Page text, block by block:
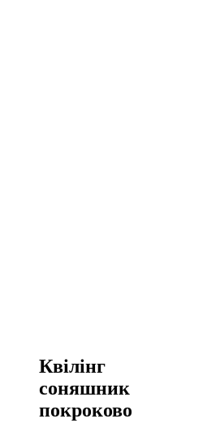
Квілінг
соняшник
покроково